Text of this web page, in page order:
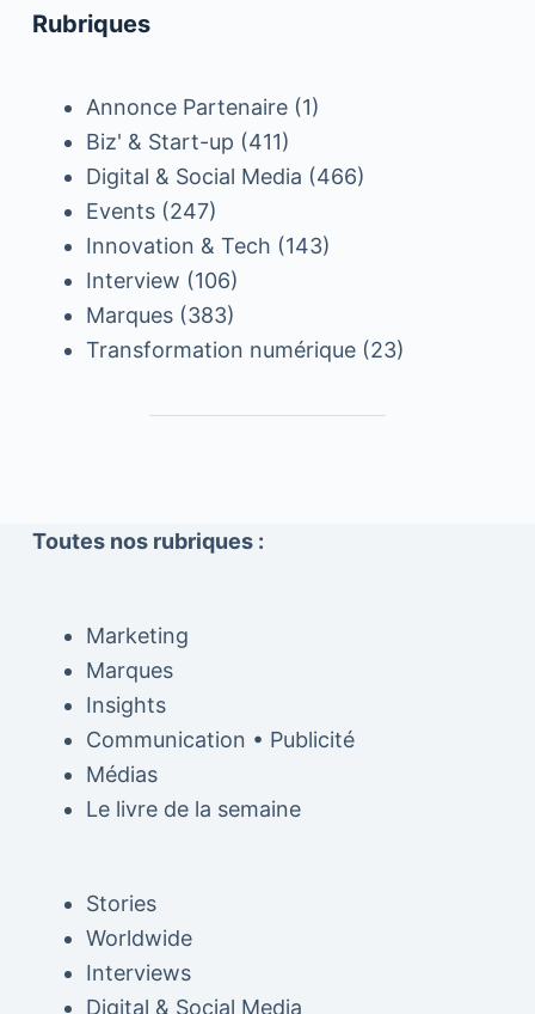
Rubriques
Annonce Partenaire(1)
Biz' & Start-up (411)
Digital & Social Media (466)
Events(247)
Innovation & Tech (143)
Interview (106)
Marques(383)
Transformation numérique(23)
Toutes nos rubriques :
Marketing
Marques
Insights
Communication • Publicité
Médias
Le livre de la semaine
Stories
Worldwide
Interviews
Digital & Social Media